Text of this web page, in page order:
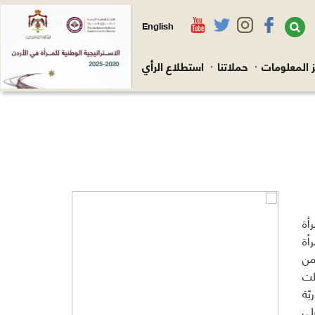
English
المعلومات حملاتنا استطلاع الرأي